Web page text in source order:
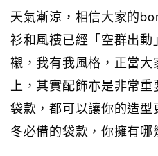
天氣漸涼，相信大家的
衫和風褸已經「空群出
襯，我有我風格，正當
上，其實配飾亦是非常
袋款，都可以讓你的造
冬必備的袋款，你擁有哪